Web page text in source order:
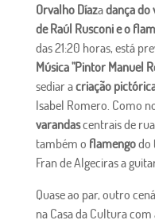
Orvalho Díazadança do
de Raúl Rusconi e o
das 21:20 horas, está
Música "Pintor Manuel
sediar acriação
Isabel Romero. Como
varandascentrais de
também o flamengodo
Fran de Algeciras a
Quase ao par, outro
na Casa da Cultura com